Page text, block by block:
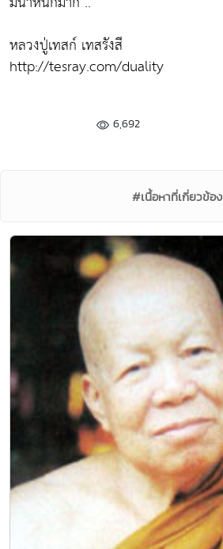
หลวงปู่เทสก์ เทสรังสี
http://tesray.com/duality
6,692
#เนื้อหาที่เกี่ยวข้อง